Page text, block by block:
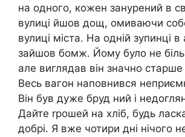
на одного, кожен занурений в
вулиці йшов дощ, омиваючи
вулиці міста. На одній зупинці в
зайшов бомж. Йому було не
але виглядав він значно старше
Весь вагон наповнився
Він був дуже бруд ний і
Дайте rрошей на хліб, будь
добрі. Я вже чотири дні нічого